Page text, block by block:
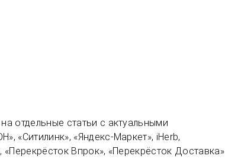
отдельные статьи с актуальными
«Ситилинк», «Яндекс-Маркет», iHerb,
Впрок», «Перекрёсток Доставка»